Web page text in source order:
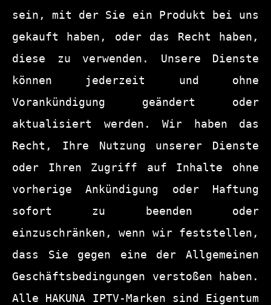
sein, mit der Sie ein Produkt bei uns
gekauft haben, oder das Recht haben,
diese zu verwenden. Unsere Dienste
können jederzeit und ohne
Vorankündigung geändert oder
aktualisiert werden. Wir haben das
Recht, Ihre Nutzung unserer Dienste
oder Ihren Zugriff auf Inhalte ohne
vorherige Ankündigung oder Haftung
sofort zu beenden oder
einzuschränken, wenn wir feststellen,
dass Sie gegen eine der Allgemeinen
Geschäftsbedingungen verstoßen haben.
Alle HAKUNA IPTV-Marken sind Eigentum